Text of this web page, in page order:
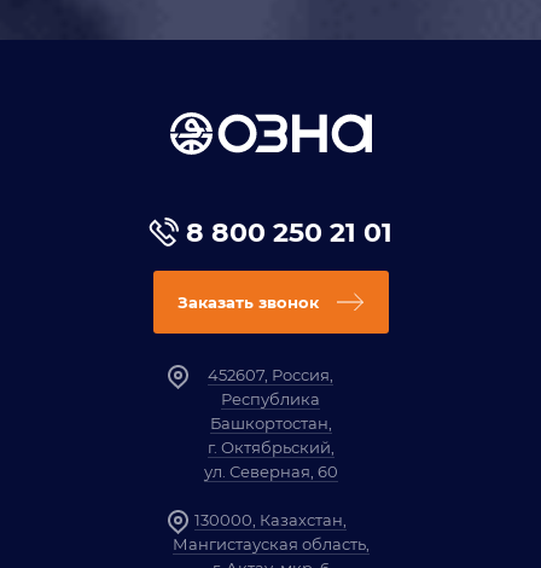
8 800 250 21 01
Заказать звонок
452607, Россия,
Республика
Башкортостан,
г. Октябрьский,
ул. Северная, 60
130000, Казахстан,
Мангистауская область,